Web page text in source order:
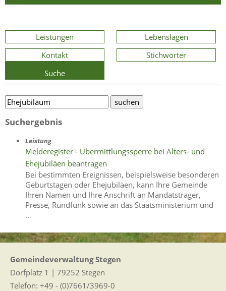
Leistungen
Lebenslagen
Kontakt
Stichwörter
Suche
Suchergebnis
Leistung
Melderegister - Übermittlungssperre bei Alters- und
Ehejubiläen beantragen
Bei bestimmten Ereignissen, beispielsweise besonderen
Geburtstagen oder Ehejubiläen, kann Ihre Gemeinde
Ihren Namen und Ihre Anschrift an Mandatsträger,
Presse, Rundfunk sowie an das Staatsministerium und
…
Gemeindeverwaltung Stegen
Dorfplatz 1 | 79252 Stegen
Telefon: +49 - (0)7661/3969-0